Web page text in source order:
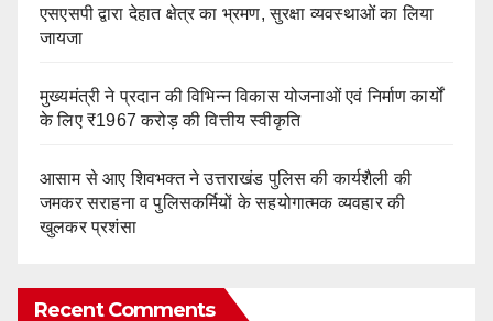
एसएसपी द्वारा देहात क्षेत्र का भ्रमण, सुरक्षा व्यवस्थाओं का लिया
जायजा
मुख्यमंत्री ने प्रदान की विभिन्न विकास योजनाओं एवं निर्माण कार्यों
के लिए ₹1967 करोड़ की वित्तीय स्वीकृति
आसाम से आए शिवभक्त ने उत्तराखंड पुलिस की कार्यशैली की
जमकर सराहना व पुलिसकर्मियों के सहयोगात्मक व्यवहार की
खुलकर प्रशंसा
Recent Comments